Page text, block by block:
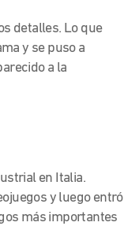
detalles. Lo que
y se puso a
a la
en Italia.
y luego entró
más importantes